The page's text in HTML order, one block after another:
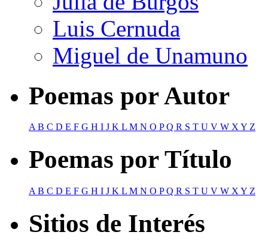
Luis Cernuda
Miguel de Unamuno
Poemas por Autor
AB C D E F G H I J K L M N O PQ R S T U V W XY Z
Poemas por Título
A B C D E F G H I J K L M N O PQ R S T U V W X Y Z
Sitios de Interés